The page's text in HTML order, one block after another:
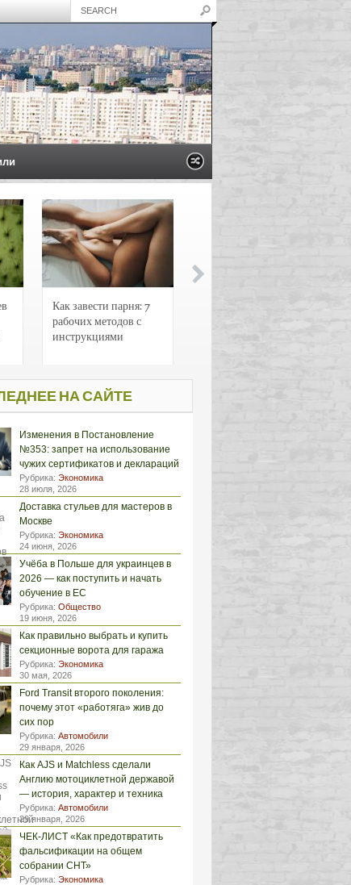
Как завести парня: 7
рабочих методов с
инструкциями
НА САЙТЕ
Изменения в Постановление
№353: запрет на использование
чужих сертификатов и деклараций
Рубрика: Экономика
28 июля, 2026
Доставка стульев для мастеров в
Москве
Рубрика: Экономика
24 июня, 2026
Учёба в Польше для украинцев в
2026 — как поступить и начать
обучение в ЕС
Рубрика: Общество
19 июня, 2026
Как правильно выбрать и купить
секционные ворота для гаража
Рубрика: Экономика
30 мая, 2026
Ford Transit второго поколения:
почему этот «работяга» жив до
сих пор
Рубрика: Автомобили
29 января, 2026
Как AJS и Matchless сделали
Англию мотоциклетной державой
— история, характер и техника
Рубрика: Автомобили
29 января, 2026
ЧЕК-ЛИСТ «Как предотвратить
фальсификации на общем
собрании СНТ»
Рубрика: Экономика